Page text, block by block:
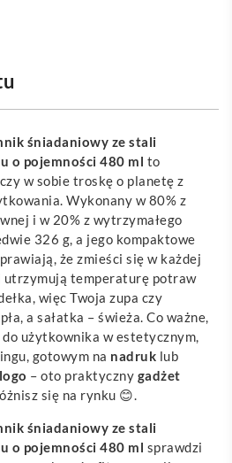
śniadaniowy ze stali
o pojemności 480 ml to
w sobie troskę o planetę z
Wykonany w 80% z
i w 20% z wytrzymałego
326 g, a jego kompaktowe
że zmieści się w każdej
utrzymują temperaturę potraw
więc Twoja zupa czy
a sałatka – świeża. Co ważne,
użytkownika w estetycznym,
gotowym na nadruk lub
logo – oto praktyczny gadżet
się na rynku 😊.
śniadaniowy ze stali
o pojemności 480 ml sprawdzi